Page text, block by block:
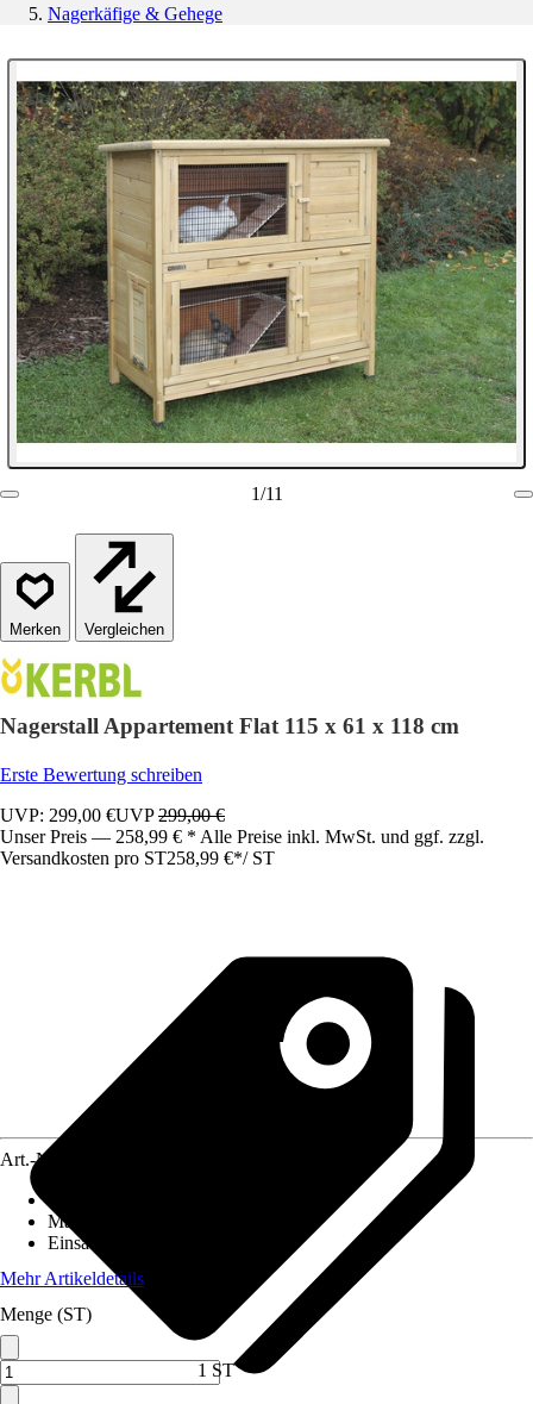
Nagerkäfige & Gehege
1/11
Vergleichen
Nagerstall Appartement Flat 115 x 61 x 118 cm
Erste Bewertung schreiben
UVP: 299,00 €UVP299,00 €
Unser Preis — 258,99 € * Alle Preise inkl. MwSt. und ggf. zzgl.
Versandkosten pro ST258,99 €*/ ST
Art.-Nr.
Material
Einsatzbereich
Mehr Artikeldetails
Menge (ST)
1 ST